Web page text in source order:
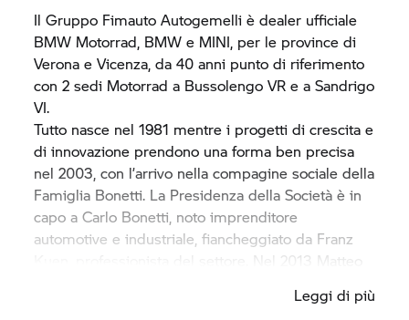
Il Gruppo Fimauto Autogemelli è dealer ufficiale
BMW Motorrad, BMW e MINI, per le province di
Verona e Vicenza, da 40 anni punto di riferimento
con 2 sedi Motorrad a Bussolengo VR e a Sandrigo
VI.
Tutto nasce nel 1981 mentre i progetti di crescita e
di innovazione prendono una forma ben precisa
nel 2003, con l’arrivo nella compagine sociale della
Famiglia Bonetti. La Presidenza della Società è in
capo a Carlo Bonetti, noto imprenditore
automotive e industriale, fiancheggiato da Franz
Kuen, professionista del settore. Nel 2013 Matteo
Gruppo e affida successivamente la direzione a
Leggi di più